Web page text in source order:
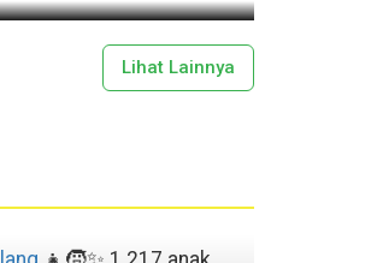
Lihat Lainnya